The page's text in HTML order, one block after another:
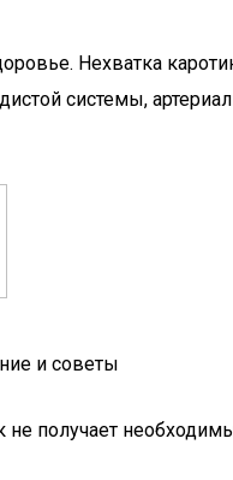
Нехватка
системы,
и советы
не получает